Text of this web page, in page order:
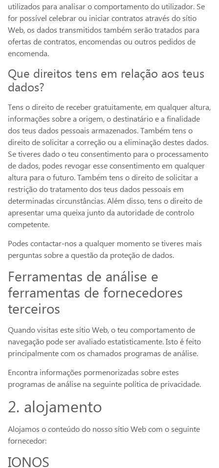
utilizados para analisar o comportamento do utilizador. Se
for possível celebrar ou iniciar contratos através do sítio
Web, os dados transmitidos também serão tratados para
ofertas de contratos, encomendas ou outros pedidos de
encomenda.
Que direitos tens em relação aos teus
dados?
Tens o direito de receber gratuitamente, em qualquer altura,
informações sobre a origem, o destinatário e a finalidade
dos teus dados pessoais armazenados. Também tens o
direito de solicitar a correção ou a eliminação destes dados.
Se tiveres dado o teu consentimento para o processamento
de dados, podes revogar esse consentimento em qualquer
altura para o futuro. Também tens o direito de solicitar a
restrição do tratamento dos teus dados pessoais em
determinadas circunstâncias. Além disso, tens o direito de
apresentar uma queixa junto da autoridade de controlo
competente.
Podes contactar-nos a qualquer momento se tiveres mais
perguntas sobre a questão da proteção de dados.
Ferramentas de análise e
ferramentas de fornecedores
terceiros
Quando visitas este sítio Web, o teu comportamento de
navegação pode ser avaliado estatisticamente. Isto é feito
principalmente com os chamados programas de análise.
Encontra informações pormenorizadas sobre estes
programas de análise na seguinte política de privacidade.
2. alojamento
Alojamos o conteúdo do nosso sítio Web com o seguinte
fornecedor:
IONOS